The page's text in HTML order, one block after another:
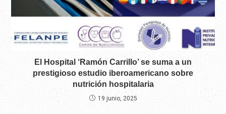
El Hospital ‘Ramón Carrillo’ se suma a un
prestigioso estudio iberoamericano sobre
nutrición hospitalaria
19 junio, 2025